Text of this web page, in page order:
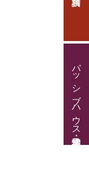
パッシブハウス見学・住宅相談